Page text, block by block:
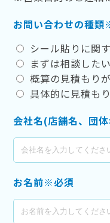
お問い合わせの種
シール貼りに関
まずは相談した
概算の見積もり
具体的に見積も
会社名(店舗名、団
お名前※必須